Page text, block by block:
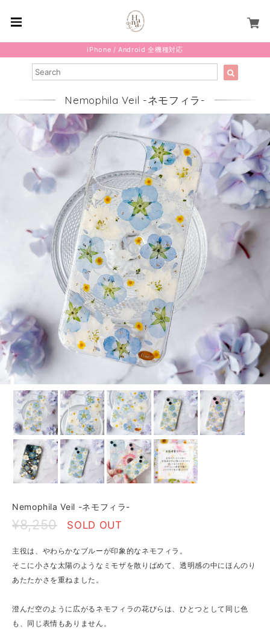
iPhone / Android 全機種対応
Nemophila Veil -ネモフィラ-
Nemophila Veil -ネモフィラ-
¥8,250 SOLD OUT
主役は、やわらかなブルーが印象的なネモフィラ。
そこに小さな太陽のようなミモザを散りばめて、透明感の中にほんのり
あたたかさを重ねました。
澄んだ空のように広がるネモフィラの花びらは、ひとつとして同じ色
も、同じ表情もありません。